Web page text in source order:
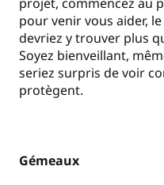
pour venir vous aider,
devriez y trouver plus
Soyez bienveillant,
seriez surpris de voir
protègent.
Gémeaux